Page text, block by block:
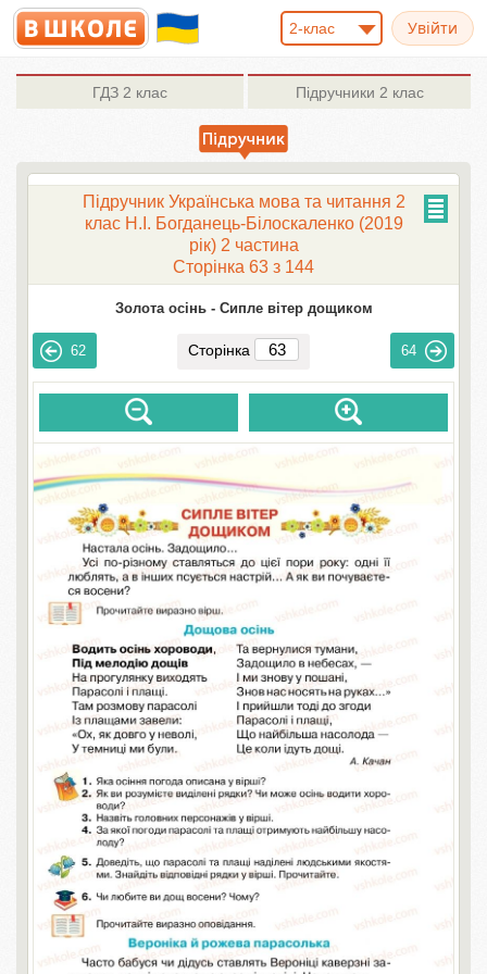
2-клас
ГДЗ 2 клас Підручники 2 клас
Підручник Українська мова та читання 2
клас Н.І. Богданець-Білоскаленко (2019
рік) 2 частина
Сторінка 63 з 144
Золота осінь - Сипле вітер дощиком
62 Сторінка 64